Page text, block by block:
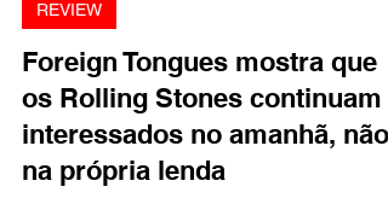
Marcello Almeida
há 6 dias
3 min de leitura
REVIEW
Foreign Tongues mostra que